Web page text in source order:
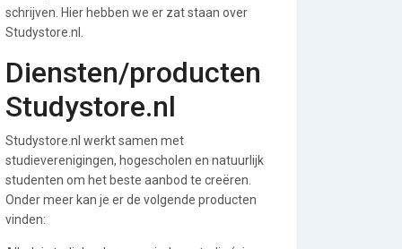
schrijven. Hier hebben we er zat staan over
Studystore.nl.
Diensten/producten
Studystore.nl
Studystore.nl werkt samen met
studieverenigingen, hogescholen en natuurlijk
studenten om het beste aanbod te creëren.
Onder meer kan je er de volgende producten
vinden: